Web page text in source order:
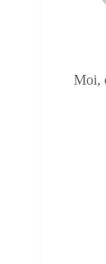
Moi,